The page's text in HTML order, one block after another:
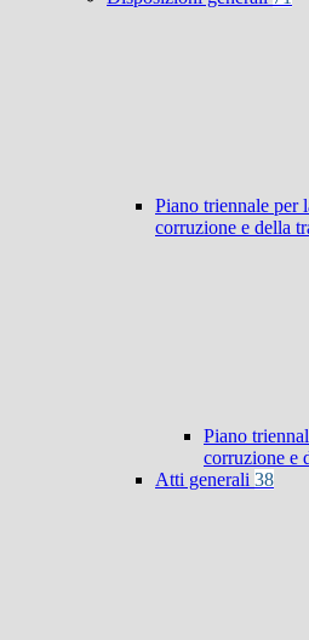
Piano triennale per
corruzione e della
Piano
corruzione e
Atti generali 38